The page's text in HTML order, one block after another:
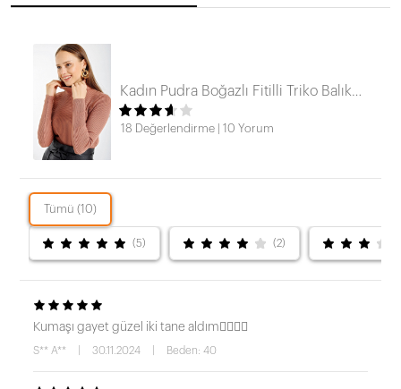
Kadın Pudra Boğazlı Fitilli Triko Balıkçı Yaka Kazak HZL22W-BD1445001
18 Değerlendirme 10 Yorum
Tümü (10)
(5) (2)
Kumaşı gayet güzel iki tane aldım👍🏻👍🏻
S** A** 30.11.2024 Beden: 40